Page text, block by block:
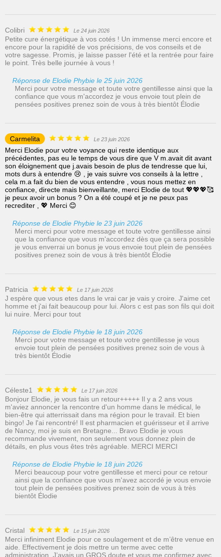
Colibri Le 24 juin 2026
Petite cure énergétique à vos cotés ! Un immense merci encore et
encore pour la rapidité de vos précisions, de vos conseils et de
votre sagesse. Promis, je laisse passer l'été et la rentrée pour faire
le point. Très belle journée à vous !
Réponse de Elodie Phybie le 25 juin 2026
Merci pour votre message et toute votre gentillesse ainsi que la
confiance que vous m'accordez je vous envoie tout plein de
pensées positives prenez soin de vous à très bientôt Élodie
Carmelita Le 23 juin 2026
Merci Elodie pour votre voyance qui reste identique aux
précédentes, pas eu le temps de vous dire que V m.avait dit avant
son éloignement que j.avais besoin de plus de tendresse que lui,
mots durs à entendre 😢 , je vais suivre vos conseils à la lettre ,
cela m.a fait du bien de vous entendre , vous nous mettez en
confiance, directe mais bienveillante, merci Elodie de tout 💖💖💖🥰
je peux avoir un bonus ? On a été coupé et je ne peux pas
recrediter , 💖 Merci 😊
Réponse de Elodie Phybie le 23 juin 2026
Merci merci pour votre message et toute votre gentillesse ainsi
que la confiance que vous m'accordez dès que ça sera possible
je vous enverrai un bonus je vous envoie tout plein de pensées
positives prenez soin de vous à très bientôt Élodie
Patricia Le 17 juin 2026
J espère que vous etes dans le vrai car je vais y croire. J'aime cet
homme et j'ai fait beaucoup pour lui. Alors c est pas son fils qui doit
lui nuire. Merci pour tout
Réponse de Elodie Phybie le 18 juin 2026
Merci pour votre message et toute votre gentillesse je vous
envoie tout plein de pensées positives prenez soin de vous à
très bientôt Élodie
Céleste1 Le 17 juin 2026
Bonjour Elodie, je vous fais un retour+++++ Il y a 2 ans vous
m'aviez annoncer la rencontre d'un homme dans le médical, le
bien-être qui atterrissait dans ma région pour le travail. Et bien
bingo! Je l'ai rencontré! Il est pharmacien et guérisseur et il arrive
de Nancy, moi je suis en Bretagne... Bravo Elodie je vous
recommande vivement, non seulement vous donnez plein de
détails, en plus vous êtes très agréable. MERCI MERCI
Réponse de Elodie Phybie le 18 juin 2026
Merci beaucoup pour votre gentillesse et merci pour ce retour
ainsi que la confiance que vous m'avez accordé je vous envoie
tout plein de pensées positives prenez soin de vous à très
bientôt Élodie
Cristal Le 15 juin 2026
Merci infiniment Elodie pour ce soulagement et de m’être venue en
aide. Effectivement je dois mettre un terme avec cette
administration. J’avais un GROS doute et vous me confirmez avec